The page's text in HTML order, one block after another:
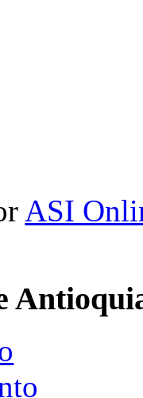
ASI